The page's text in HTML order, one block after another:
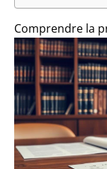
Comprendre la